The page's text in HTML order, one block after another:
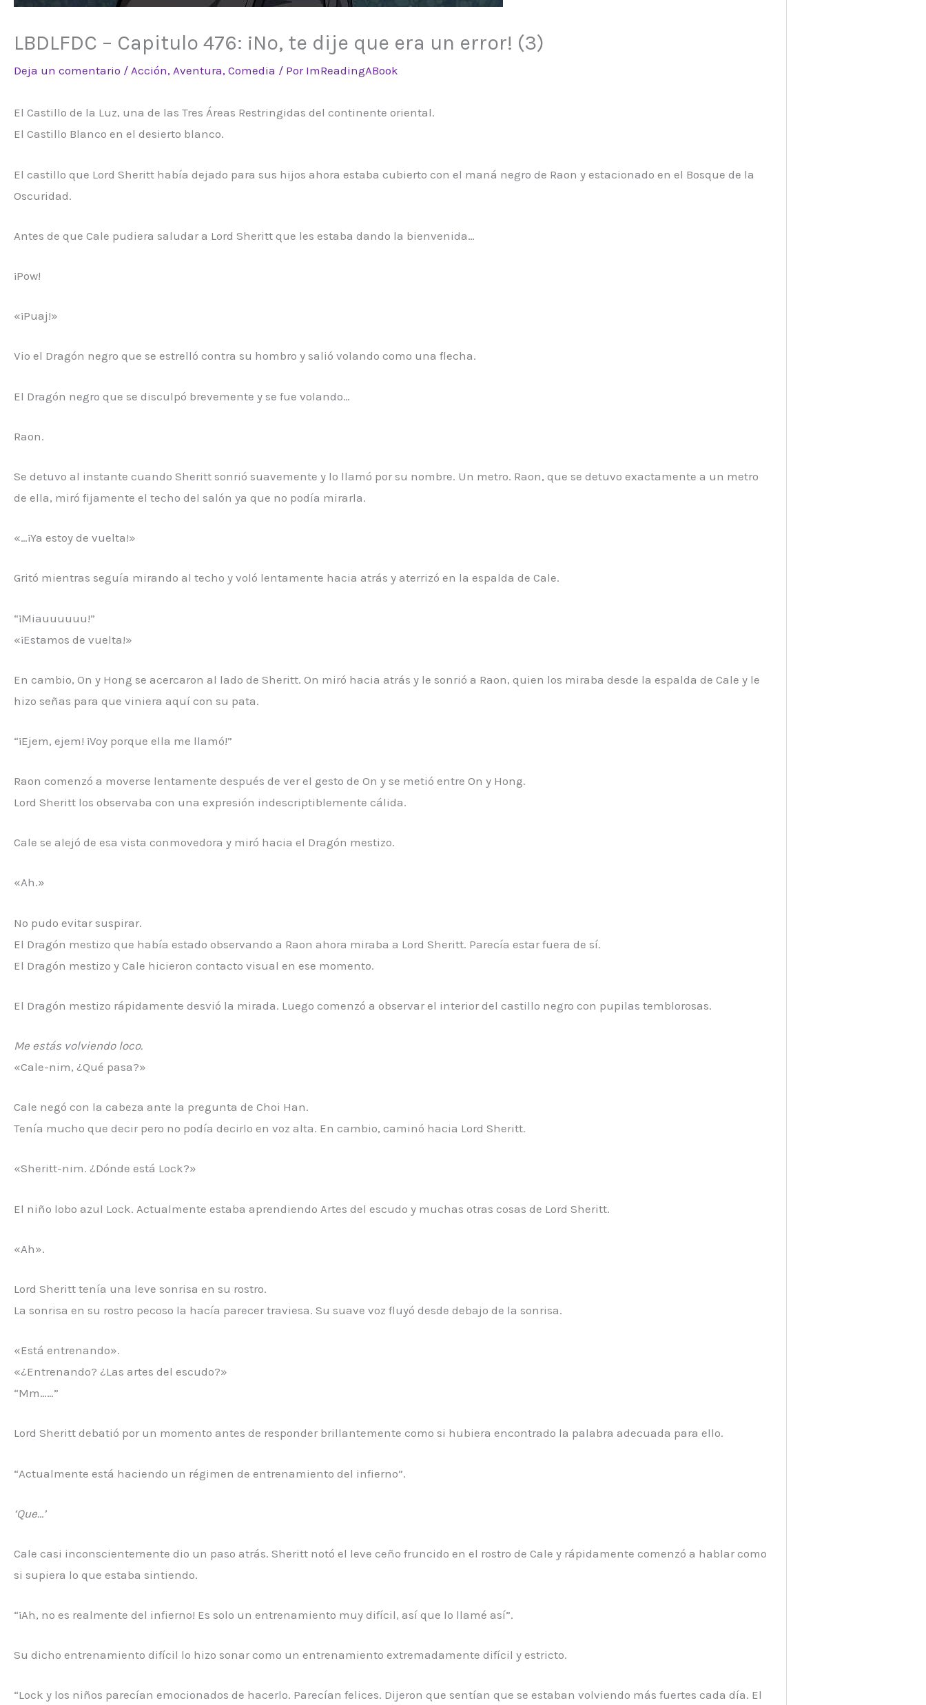
LBDLFDC – Capitulo 476: ¡No, te dije que era un error! (3)
Deja un comentario / Acción, Aventura, Comedia / Por ImReadingABook
El Castillo de la Luz, una de las Tres Áreas Restringidas del continente oriental.
El Castillo Blanco en el desierto blanco.
El castillo que Lord Sheritt había dejado para sus hijos ahora estaba cubierto con el maná negro de Raon y estacionado en el Bosque de la
Oscuridad.
Antes de que Cale pudiera saludar a Lord Sheritt que les estaba dando la bienvenida…
¡Pow!
«¡Puaj!»
Vio el Dragón negro que se estrelló contra su hombro y salió volando como una flecha.
El Dragón negro que se disculpó brevemente y se fue volando…
Raon.
Se detuvo al instante cuando Sheritt sonrió suavemente y lo llamó por su nombre. Un metro. Raon, que se detuvo exactamente a un metro
de ella, miró fijamente el techo del salón ya que no podía mirarla.
«…¡Ya estoy de vuelta!»
Gritó mientras seguía mirando al techo y voló lentamente hacia atrás y aterrizó en la espalda de Cale.
“¡Miauuuuuu!”
«¡Estamos de vuelta!»
En cambio, On y Hong se acercaron al lado de Sheritt. On miró hacia atrás y le sonrió a Raon, quien los miraba desde la espalda de Cale y le
hizo señas para que viniera aquí con su pata.
“¡Ejem, ejem! ¡Voy porque ella me llamó!”
Raon comenzó a moverse lentamente después de ver el gesto de On y se metió entre On y Hong.
Lord Sheritt los observaba con una expresión indescriptiblemente cálida.
Cale se alejó de esa vista conmovedora y miró hacia el Dragón mestizo.
«Ah.»
No pudo evitar suspirar.
El Dragón mestizo que había estado observando a Raon ahora miraba a Lord Sheritt. Parecía estar fuera de sí.
El Dragón mestizo y Cale hicieron contacto visual en ese momento.
El Dragón mestizo rápidamente desvió la mirada. Luego comenzó a observar el interior del castillo negro con pupilas temblorosas.
Me estás volviendo loco.
«Cale-nim, ¿Qué pasa?»
Cale negó con la cabeza ante la pregunta de Choi Han.
Tenía mucho que decir pero no podía decirlo en voz alta. En cambio, caminó hacia Lord Sheritt.
«Sheritt-nim. ¿Dónde está Lock?»
El niño lobo azul Lock. Actualmente estaba aprendiendo Artes del escudo y muchas otras cosas de Lord Sheritt.
«Ah».
Lord Sheritt tenía una leve sonrisa en su rostro.
La sonrisa en su rostro pecoso la hacía parecer traviesa. Su suave voz fluyó desde debajo de la sonrisa.
«Está entrenando».
«¿Entrenando? ¿Las artes del escudo?»
“Mm……”
Lord Sheritt debatió por un momento antes de responder brillantemente como si hubiera encontrado la palabra adecuada para ello.
“Actualmente está haciendo un régimen de entrenamiento del infierno”.
‘Que…’
Cale casi inconscientemente dio un paso atrás. Sheritt notó el leve ceño fruncido en el rostro de Cale y rápidamente comenzó a hablar como
si supiera lo que estaba sintiendo.
“¡Ah, no es realmente del infierno! Es solo un entrenamiento muy difícil, así que lo llamé así”.
Su dicho entrenamiento difícil lo hizo sonar como un entrenamiento extremadamente difícil y estricto.
“Lock y los niños parecían emocionados de hacerlo. Parecían felices. Dijeron que sentían que se estaban volviendo más fuertes cada día. El